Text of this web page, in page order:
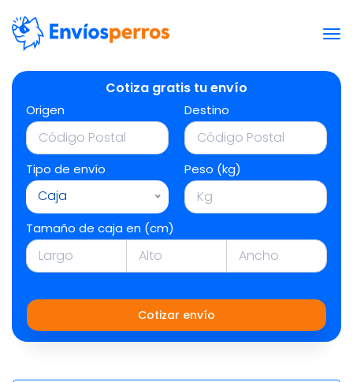
Cotiza gratis tu envío
Origen Destino
Tipo de envío
Caja
Peso (kg)
Tamaño de caja en (cm)
Cotizar envío